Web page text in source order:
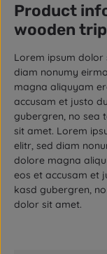
Product
wooden
Lorem ipsum dolor
diam nonumy
magna aliquyam
accusam et justo
gubergren, no sea
sit amet. Lorem
elitr, sed diam
dolore magna
eos et accusam et
kasd gubergren,
dolor sit amet.